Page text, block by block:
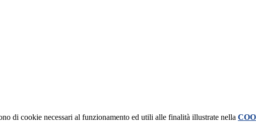
di cookie necessari al funzionamento ed utili alle finalità illustrate nella